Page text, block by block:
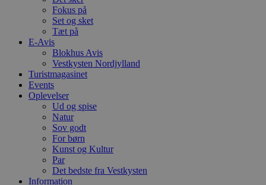
Fokus på
Set og sket
Tæt på
E-Avis
Blokhus Avis
Vestkysten Nordjylland
Turistmagasinet
Events
Oplevelser
Ud og spise
Natur
Sov godt
For børn
Kunst og Kultur
Par
Det bedste fra Vestkysten
Information